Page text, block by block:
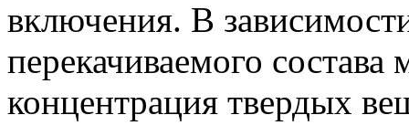
включения. В
перекачиваемого
концентрация твердых